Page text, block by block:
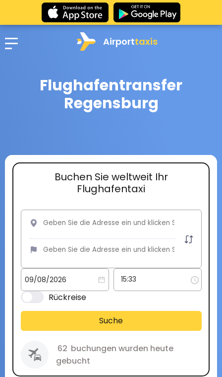
Airporttaxis
Flughafentransfer
Regensburg
Buchen Sie weltweit Ihr
Flughafentaxi
Rückreise
Suche
62 buchungen wurden heute
gebucht